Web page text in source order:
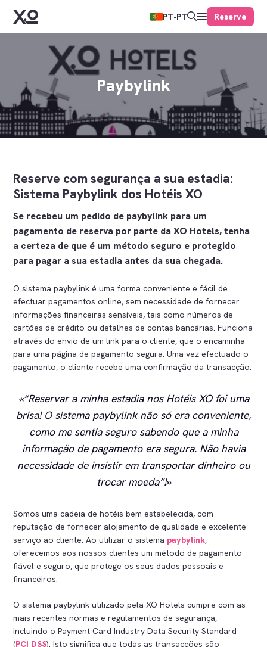
PT-PT Reserve
Paybylink
Reserve com segurança a sua estadia:
Sistema Paybylink dos Hotéis XO
Se recebeu um pedido de paybylink para um
pagamento de reserva por parte da XO Hotels, tenha
a certeza de que é um método seguro e protegido
para pagar a sua estadia antes da sua chegada.
O sistema paybylink é uma forma conveniente e fácil de
efectuar pagamentos online, sem necessidade de fornecer
informações financeiras sensíveis, tais como números de
cartões de crédito ou detalhes de contas bancárias. Funciona
através do envio de um link para o cliente, que o encaminha
para uma página de pagamento segura. Uma vez efectuado o
pagamento, o cliente recebe uma confirmação da transacção.
“Reservar a minha estadia nos Hotéis XO foi uma
brisa! O sistema paybylink não só era conveniente,
como me sentia seguro sabendo que a minha
informação de pagamento era segura. Não havia
necessidade de insistir em transportar dinheiro ou
trocar moeda”!
Somos uma cadeia de hotéis bem estabelecida, com
reputação de fornecer alojamento de qualidade e excelente
serviço ao cliente. Ao utilizar o sistema paybylink,
oferecemos aos nossos clientes um método de pagamento
fiável e seguro, que protege os seus dados pessoais e
financeiros.
O sistema paybylink utilizado pela XO Hotels cumpre com as
mais recentes normas e regulamentos de segurança,
incluindo o Payment Card Industry Data Security Standard
(PCI DSS). Isto significa que todas as transacções são